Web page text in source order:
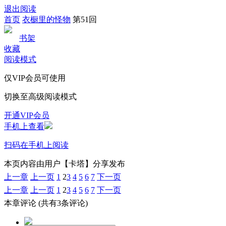
退出阅读
首页 衣橱里的怪物 第51回
书架
收藏
阅读模式
仅VIP会员可使用
切换至高级阅读模式
开通VIP会员
手机上查看
扫码在手机上阅读
本页内容由用户【卡塔】分享发布
上一章
上一页 1 23 4 5 6 7 下一页
上一章
上一页 1 23 4 5 6 7 下一页
本章评论 (共有3条评论)